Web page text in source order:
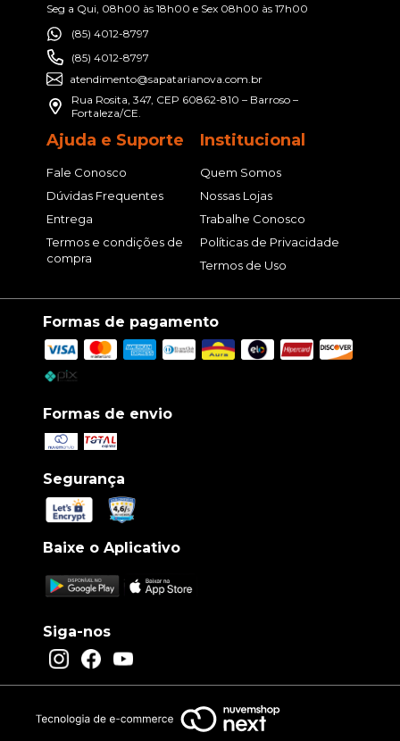
Seg a Qui, 08h00 às 18h00 e Sex 08h00 às 17h00
(85) 4012-8797
(85) 4012-8797
atendimento@sapatarianova.com.br
Rua Rosita, 347, CEP 60862-810 – Barroso –
Fortaleza/CE.
Ajuda e Suporte
Fale Conosco
Dúvidas Frequentes
Entrega
Termos e condições de
compra
Institucional
Quem Somos
Nossas Lojas
Trabalhe Conosco
Políticas de Privacidade
Termos de Uso
Formas de pagamento
Formas de envio
Segurança
Baixe o Aplicativo
Siga-nos